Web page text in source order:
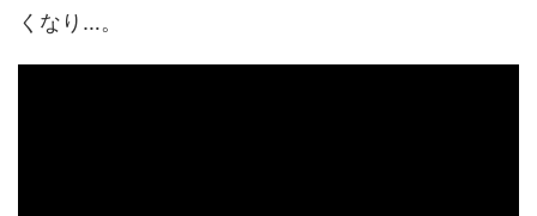
くなり…。